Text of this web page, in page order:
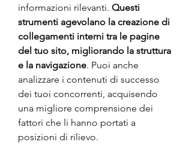
informazioni rilevanti. Questi
strumenti agevolano la creazione di
collegamenti interni tra le pagine
del tuo sito, migliorando la struttura
e la navigazione. Puoi anche
analizzare i contenuti di successo
dei tuoi concorrenti, acquisendo
una migliore comprensione dei
fattori che li hanno portati a
posizioni di rilievo.